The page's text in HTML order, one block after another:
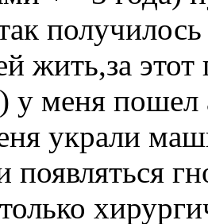
жить,за
у меня
украли
появляться